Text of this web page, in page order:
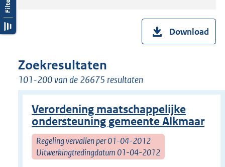
Download
Zoekresultaten
101-200 van de 26675 resultaten
Verordening maatschappelijke
ondersteuning gemeente Alkmaar
Regeling vervallen per 01-04-2012
Uitwerkingtredingdatum 01-04-2012